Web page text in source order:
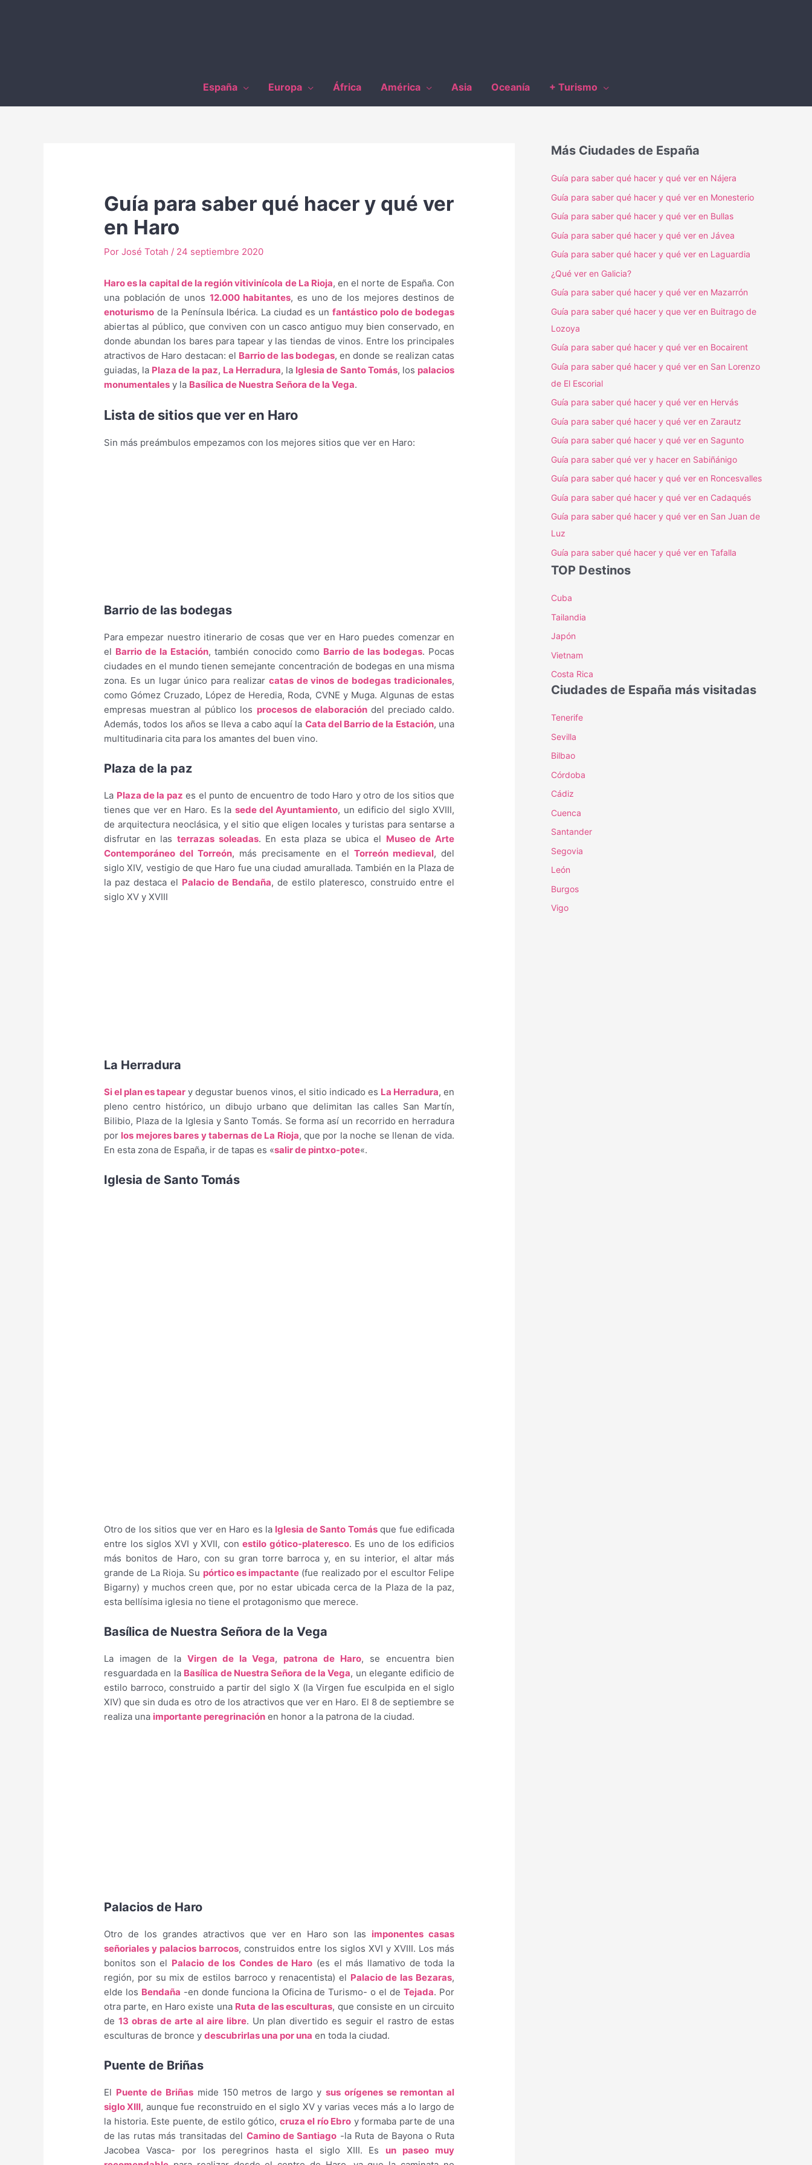
España Europa África América Asia Oceanía + Turismo
Guía para saber qué hacer y qué ver
en Haro
PorJosé Totah / 24 septiembre 2020
Haro es la capital de la región vitivinícola de La Rioja, en el norte de España. Con
una población de unos 12.000 habitantes, es uno de los mejores destinos de
enoturismo de la Península Ibérica. La ciudad es un fantástico polo de bodegas
abiertas al público, que conviven con un casco antiguo muy bien conservado, en
donde abundan los bares para tapear y las tiendas de vinos. Entre los principales
atractivos de Haro destacan: el Barrio de las bodegas, en donde se realizan catas
guiadas, la Plaza de la paz, La Herradura, la Iglesia de Santo Tomás, los palacios
monumentales y la Basílica de Nuestra Señora de la Vega.
Lista de sitios que ver en Haro
Sin más preámbulos empezamos con los mejores sitios que ver en Haro:
Barrio de las bodegas
Para empezar nuestro itinerario de cosas que ver en Haro puedes comenzar en
el Barrio de la Estación, también conocido como Barrio de las bodegas. Pocas
ciudades en el mundo tienen semejante concentración de bodegas en una misma
zona. Es un lugar único para realizar catas de vinos de bodegas tradicionales,
como Gómez Cruzado, López de Heredia, Roda, CVNE y Muga. Algunas de estas
empresas muestran al público los procesos de elaboracióndel preciado caldo.
Además, todos los años se lleva a cabo aquí la Cata del Barrio de la Estación, una
multitudinaria cita para los amantes del buen vino.
Plaza de la paz
La Plaza de la paz es el punto de encuentro de todo Haro y otro de los sitios que
tienes que ver en Haro. Es la sede del Ayuntamiento, un edificio del siglo XVIII,
de arquitectura neoclásica, y el sitio que eligen locales y turistas para sentarse a
disfrutar en lasterrazas soleadas. En esta plaza se ubica el Museo de Arte
Contemporáneo del Torreón, más precisamente en el Torreón medieval, del
siglo XIV, vestigio de que Haro fue una ciudad amurallada. También en la Plaza de
la paz destaca el Palacio de Bendaña, de estilo plateresco, construido entre el
siglo XV y XVIII
La Herradura
Si el plan es tapear y degustar buenos vinos, el sitio indicado es La Herradura, en
pleno centro histórico, un dibujo urbano que delimitan las calles San Martín,
Bilibio, Plaza de la Iglesia y Santo Tomás. Se forma así un recorrido en herradura
por los mejores bares y tabernas de La Rioja, que por la noche se llenan de vida.
En esta zona de España, ir de tapas es «salir de pintxo-pote«.
Iglesia de Santo Tomás
Otro de los sitios que ver en Haro es la Iglesia de Santo Tomásque fue edificada
entre los siglos XVI y XVII, conestilo gótico-plateresco. Es uno de los edificios
más bonitos de Haro, con su gran torre barroca y, en su interior, el altar más
grande de La Rioja. Su pórtico es impactante (fue realizado por el escultor Felipe
Bigarny) y muchos creen que, por no estar ubicada cerca de la Plaza de la paz,
esta bellísima iglesia no tiene el protagonismo que merece.
Basílica de Nuestra Señora de la Vega
La imagen de la Virgen de la Vega, patrona de Haro, se encuentra bien
resguardada en la Basílica de Nuestra Señora de la Vega, un elegante edificio de
estilo barroco, construido a partir del siglo X (la Virgen fue esculpida en el siglo
XIV) que sin duda es otro de los atractivos que ver en Haro. El 8 de septiembre se
realiza una importante peregrinación en honor a la patrona de la ciudad.
Palacios de Haro
Otro de los grandes atractivos que ver en Haro son las imponentes casas
señoriales y palacios barrocos, construidos entre los siglos XVI y XVIII. Los más
bonitos son el Palacio de los Condes de Haro (es el más llamativo de toda la
región, por su mix de estilos barroco y renacentista) el Palacio de las Bezaras,
elde los Bendaña -en donde funciona la Oficina de Turismo- o el deTejada. Por
otra parte, en Haro existe una Ruta de las esculturas, que consiste en un circuito
de 13 obras de arte al aire libre. Un plan divertido es seguir el rastro de estas
esculturas de bronce ydescubrirlas una por una en toda la ciudad.
Puente de Briñas
El Puente de Briñas mide 150 metros de largo ysus orígenes se remontan al
siglo XIII, aunque fue reconstruido en el siglo XV y varias veces más a lo largo de
la historia. Este puente, de estilo gótico, cruza el río Ebro y formaba parte de una
de las rutas más transitadas del Camino de Santiago -la Ruta de Bayona o Ruta
Jacobea Vasca- por los peregrinos hasta el siglo XIII. Es un paseo muy
Más Ciudades de España
Guía para saber qué hacer y qué ver en Nájera
Guía para saber qué hacer y qué ver en Monesterio
Guía para saber qué hacer y qué ver en Bullas
Guía para saber qué hacer y qué ver en Jávea
Guía para saber qué hacer y qué ver en Laguardia
¿Qué ver en Galicia?
Guía para saber qué hacer y qué ver en Mazarrón
Guía para saber qué hacer y que ver en Buitrago de
Lozoya
Guía para saber qué hacer y qué ver en Bocairent
Guía para saber qué hacer y qué ver en San Lorenzo
de El Escorial
Guía para saber qué hacer y qué ver en Hervás
Guía para saber qué hacer y qué ver en Zarautz
Guía para saber qué hacer y qué ver en Sagunto
Guía para saber qué ver y hacer en Sabiñánigo
Guía para saber qué hacer y qué ver en Roncesvalles
Guía para saber qué hacer y qué ver en Cadaqués
Guía para saber qué hacer y qué ver en San Juan de
Luz
Guía para saber qué hacer y qué ver en Tafalla
TOP Destinos
Cuba
Tailandia
Japón
Vietnam
Costa Rica
Ciudades de España más visitadas
Tenerife
Sevilla
Bilbao
Córdoba
Cádiz
Cuenca
Santander
Segovia
León
Burgos
Vigo